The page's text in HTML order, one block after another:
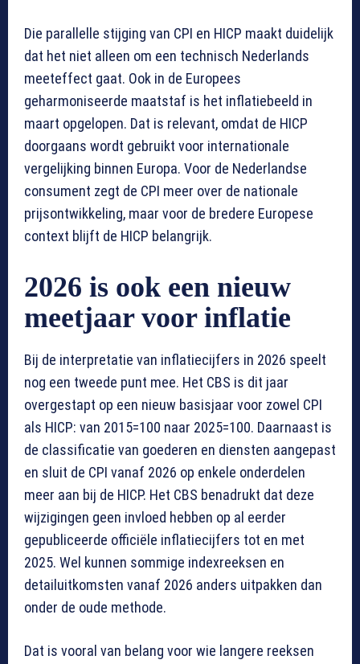
Die parallelle stijging van CPI en HICP maakt duidelijk
dat het niet alleen om een technisch Nederlands
meeteffect gaat. Ook in de Europees
geharmoniseerde maatstaf is het inflatiebeeld in
maart opgelopen. Dat is relevant, omdat de HICP
doorgaans wordt gebruikt voor internationale
vergelijking binnen Europa. Voor de Nederlandse
consument zegt de CPI meer over de nationale
prijsontwikkeling, maar voor de bredere Europese
context blijft de HICP belangrijk.
2026 is ook een nieuw
meetjaar voor inflatie
Bij de interpretatie van inflatiecijfers in 2026 speelt
nog een tweede punt mee. Het CBS is dit jaar
overgestapt op een nieuw basisjaar voor zowel CPI
als HICP: van 2015=100 naar 2025=100. Daarnaast is
de classificatie van goederen en diensten aangepast
en sluit de CPI vanaf 2026 op enkele onderdelen
meer aan bij de HICP. Het CBS benadrukt dat deze
wijzigingen geen invloed hebben op al eerder
gepubliceerde officiële inflatiecijfers tot en met
2025. Wel kunnen sommige indexreeksen en
detailuitkomsten vanaf 2026 anders uitpakken dan
onder de oude methode.
Dat is vooral van belang voor wie langere reeksen